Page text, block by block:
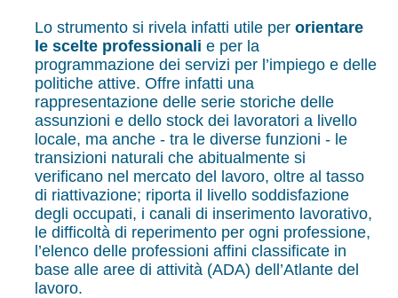
Lo strumento si rivela infatti utile per orientare
le scelte professionali e per la
programmazione dei servizi per l’impiego e delle
politiche attive. Offre infatti una
rappresentazione delle serie storiche delle
assunzioni e dello stock dei lavoratori a livello
locale, ma anche - tra le diverse funzioni - le
transizioni naturali che abitualmente si
verificano nel mercato del lavoro, oltre al tasso
di riattivazione; riporta il livello soddisfazione
degli occupati, i canali di inserimento lavorativo,
le difficoltà di reperimento per ogni professione,
l’elenco delle professioni affini classificate in
base alle aree di attività (ADA) dell’Atlante del
lavoro.